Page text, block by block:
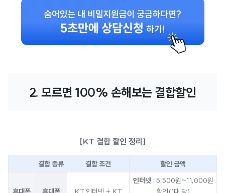
2. 모르면 100% 손해보는 결합할인
[KT 결합 할인 정리]
결합 종류 결합 조건 할인 금액
인터넷 : 5,500원~11,000원